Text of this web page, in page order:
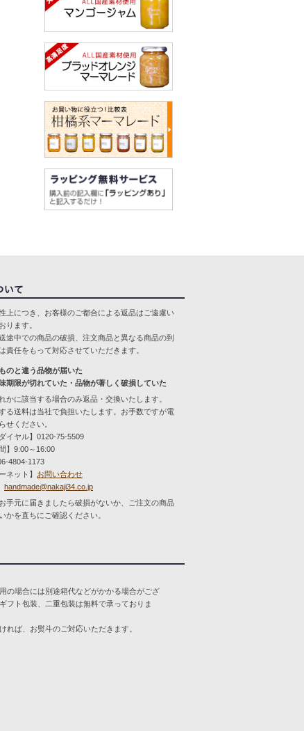
上につき、お客様のご都合による返品はご遠慮い
ります。
途中での商品の破損、注文商品と異なる商品の到
責任をもって対応させていただきます。
のと違う品物が届いた
期限が切れていた・品物が著しく破損していた
かに該当する場合のみ返品・交換いたします。
る送料は当社で負担いたします。お手数ですが電
せください。
イヤル】0120-75-5509
】9:00～16:00
4804-1173
ネット】 お問い合わせ
handmade@nakaji34.co.jp
手元に届きましたら破損がないか、ご注文の商品
かを直ちにご確認ください。
の場合には別途箱代などがかかる場合がござ
フト包装、二重包装は無料で承っておりま
れば、お熨斗のご対応いただきます。